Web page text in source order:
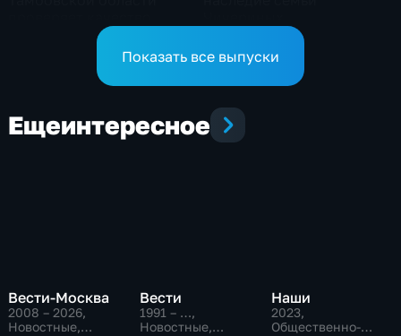
оказания медпомощи
участникам СВОПоказать все выпуски
Ещеинтересное
Вести-Москва
2008 – 2026,
Новостные,
Вести
1991 – …,
Новостные,
Наши
2023,
Общественно-